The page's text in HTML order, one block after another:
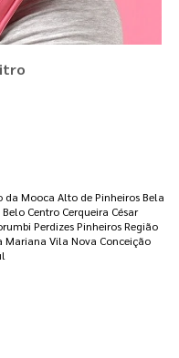
da Mooca Alto de Pinheiros Bela
Belo Centro Cerqueira César
Perdizes Pinheiros Região
Mariana Vila Nova Conceição